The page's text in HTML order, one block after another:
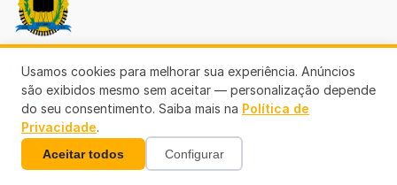
Transparência Porto Velho
Usamos cookies para melhorar sua experiência. Anúncios
são exibidos mesmo sem aceitar — personalização depende
do seu consentimento. Saiba mais na Política de
Privacidade.
Aceitar todos Configurar